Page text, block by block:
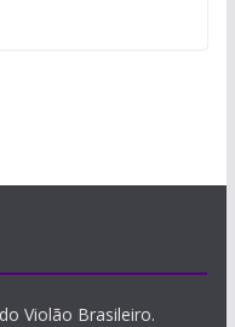
Violão Brasileiro.